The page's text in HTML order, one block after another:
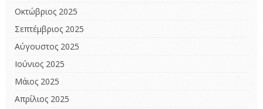
Οκτώβριος 2025
Σεπτέμβριος 2025
Αύγουστος 2025
Ιούνιος 2025
Μάιος 2025
Απρίλιος 2025